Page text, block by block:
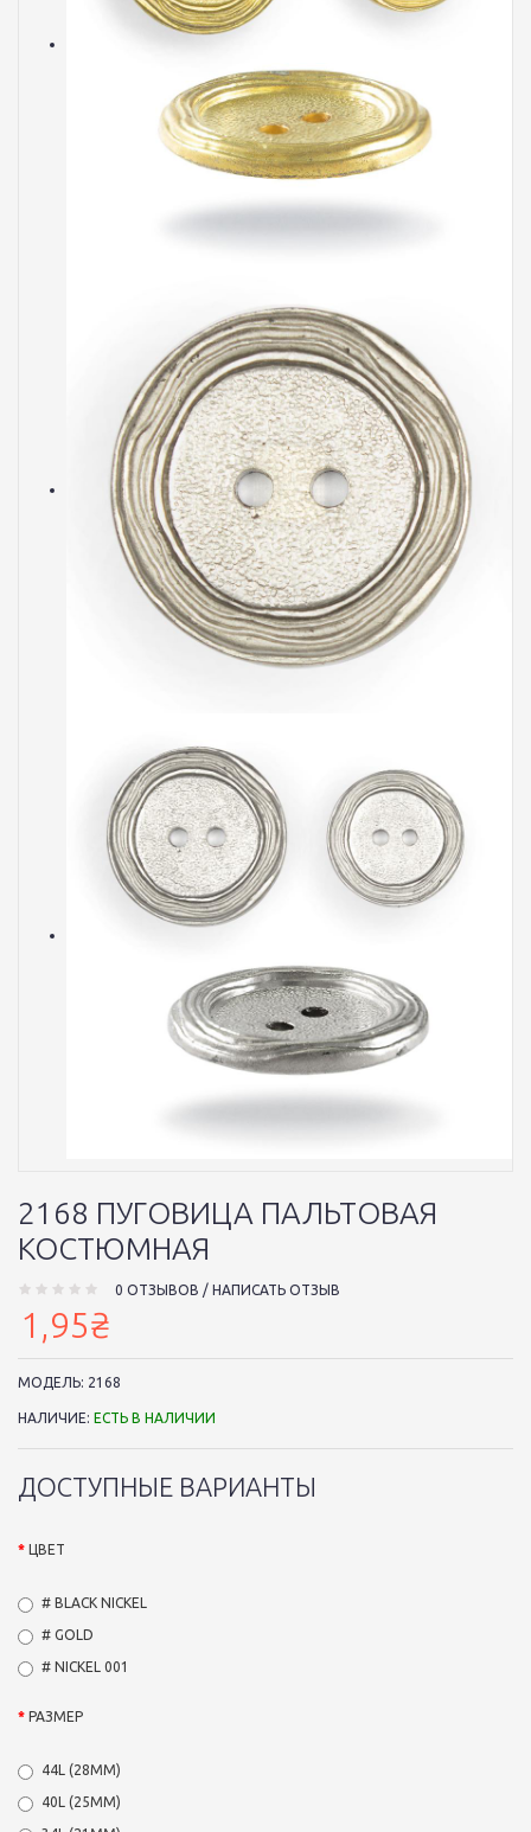
2168 ПУГОВИЦА ПАЛЬТОВАЯ
КОСТЮМНАЯ
0 ОТЗЫВОВ / НАПИСАТЬ ОТЗЫВ
1,95₴
МОДЕЛЬ: 2168
НАЛИЧИЕ: ЕСТЬ В НАЛИЧИИ
ДОСТУПНЫЕ ВАРИАНТЫ
ЦВЕТ
# BLACK NICKEL
# GOLD
# NICKEL 001
РАЗМЕР
44L (28ММ)
40L (25ММ)